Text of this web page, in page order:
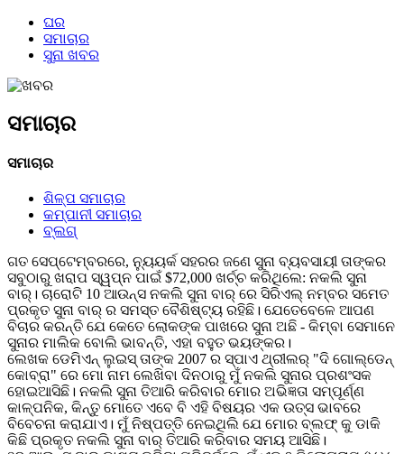
ଘର
ସମାଚାର
ସୁନା ଖବର
ସମାଚାର
ସମାଚାର
ଶିଳ୍ପ ସମାଚାର
କମ୍ପାନୀ ସମାଚାର
ବ୍ଲଗ୍
ଗତ ସେପ୍ଟେମ୍ବରରେ, ନ୍ୟୁୟର୍କ ସହରର ଜଣେ ସୁନା ବ୍ୟବସାୟୀ ତାଙ୍କର
ସବୁଠାରୁ ଖରାପ ସ୍ୱପ୍ନ ପାଇଁ $72,000 ଖର୍ଚ୍ଚ କରିଥିଲେ: ନକଲି ସୁନା
ବାର୍। ଚାରୋଟି 10 ଆଉନ୍ସ ନକଲି ସୁନା ବାର୍ ରେ ସିରିଏଲ୍ ନମ୍ବର ସମେତ
ପ୍ରକୃତ ସୁନା ବାର୍ ର ସମସ୍ତ ବୈଶିଷ୍ଟ୍ୟ ରହିଛି। ଯେତେବେଳେ ଆପଣ
ବିଚାର କରନ୍ତି ଯେ କେତେ ଲୋକଙ୍କ ପାଖରେ ସୁନା ଅଛି - କିମ୍ବା ସେମାନେ
ସୁନାର ମାଲିକ ବୋଲି ଭାବନ୍ତି, ଏହା ବହୁତ ଭୟଙ୍କର।
ଲେଖକ ଡେମିଏନ୍ ଲୁଇସ୍ ତାଙ୍କ 2007 ର ସ୍ପାଏ ଥ୍ରୀଲର୍ "ଦି ଗୋଲ୍ଡେନ୍
କୋବ୍ରା" ରେ ମୋ ନାମ ଲେଖିବା ଦିନଠାରୁ ମୁଁ ନକଲି ସୁନାର ପ୍ରଶଂସକ
ହୋଇଆସିଛି। ନକଲି ସୁନା ତିଆରି କରିବାର ମୋର ଅଭିଜ୍ଞତା ସମ୍ପୂର୍ଣ୍ଣ
କାଳ୍ପନିକ, କିନ୍ତୁ ମୋତେ ଏବେ ବି ଏହି ବିଷୟର ଏକ ଉତ୍ସ ଭାବରେ
ବିବେଚନା କରାଯାଏ। ମୁଁ ନିଷ୍ପତ୍ତି ନେଇଥିଲି ଯେ ମୋର ବ୍ଲଫ୍ କୁ ଡାକି
କିଛି ପ୍ରକୃତ ନକଲି ସୁନା ବାର୍ ତିଆରି କରିବାର ସମୟ ଆସିଛି।